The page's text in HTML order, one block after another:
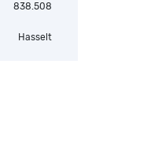
838.508
Hasselt